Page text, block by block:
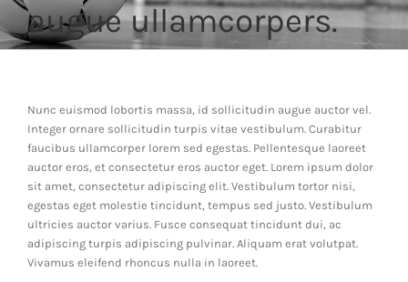
augue ullamcorpers.
Nunc euismod lobortis massa, id sollicitudin augue auctor vel.
Integer ornare sollicitudin turpis vitae vestibulum. Curabitur
faucibus ullamcorper lorem sed egestas. Pellentesque laoreet
auctor eros, et consectetur eros auctor eget. Lorem ipsum dolor
sit amet, consectetur adipiscing elit. Vestibulum tortor nisi,
egestas eget molestie tincidunt, tempus sed justo. Vestibulum
ultricies auctor varius. Fusce consequat tincidunt dui, ac
adipiscing turpis adipiscing pulvinar. Aliquam erat volutpat.
Vivamus eleifend rhoncus nulla in laoreet.